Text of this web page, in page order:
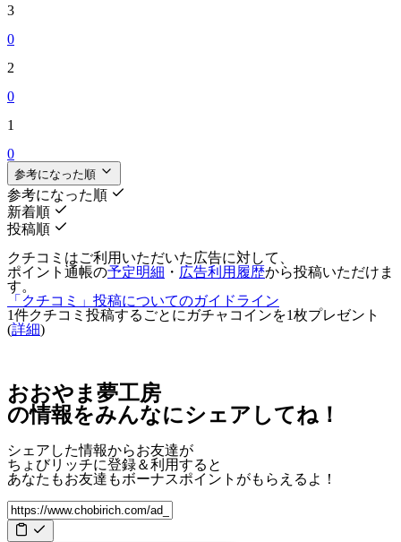
3
0
2
0
1
0
参考になった順
参考になった順
新着順
投稿順
クチコミはご利用いただいた広告に対して、
ポイント通帳の予定明細 ・ 広告利用履歴から投稿いただけま
す。
「クチコミ」投稿についてのガイドライン
1件クチコミ投稿するごとに ガチャコインを1枚プレゼント
(詳細)
おおやま夢工房
の情報をみんなにシェアしてね！
シェアした情報からお友達が
ちょびリッチに登録＆利用すると
あなたもお友達もボーナスポイント がもらえるよ！